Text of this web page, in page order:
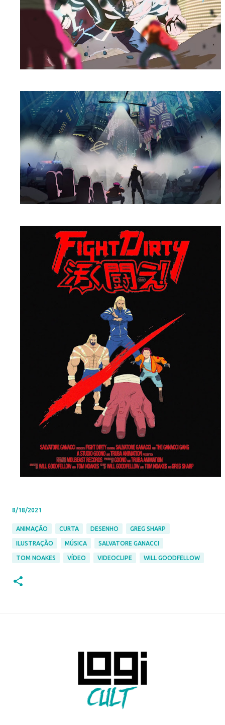
8/18/2021
ANIMAÇÃO CURTA DESENHO GREG SHARP
ILUSTRAÇÃO MÚSICA SALVATORE GANACCI
TOM NOAKES VÍDEO VIDEOCLIPE WILL GOODFELLOW